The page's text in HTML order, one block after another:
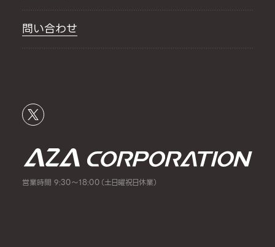
問い合わせ
営業時間 9:30～18:00（土日曜祝日休業）